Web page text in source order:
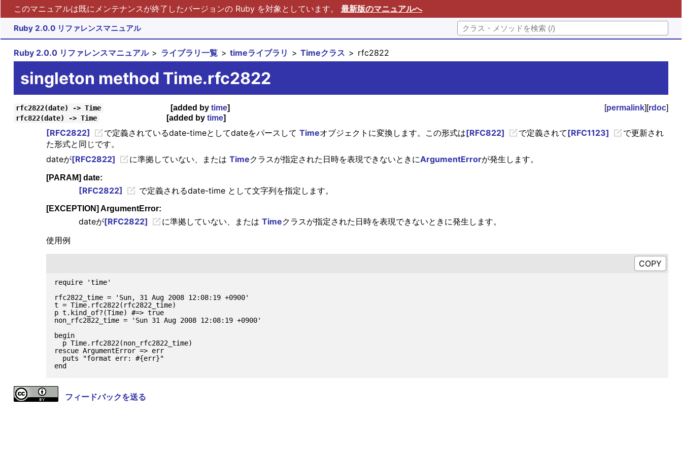
このマニュアルは既にメンテナンスが終了したバージョンの Ruby を対象としています。 最新版のマニュアルへ
Ruby 2.0.0 リファレンスマニュアル
Ruby 2.0.0 リファレンスマニュアル ライブラリ一覧 timeライブラリ Timeクラス rfc2822
singleton method Time.rfc2822
rfc2822(date) -> Time [permalink][rdoc]
[added by time]
rfc822(date) -> Time [added by time]
[RFC2822] で定義されているdate-timeとしてdateをパースして Timeオブジェクトに変換します。この形式は[RFC822] で定義されて[RFC1123]
で更新され
た形式と同じです。
dateが[RFC2822] に準拠していない、または Timeクラスが指定された日時を表現できないときにArgumentErrorが発生します。
[PARAM] date:
[RFC2822] で定義されるdate-time として文字列を指定します。
[EXCEPTION] ArgumentError:
dateが[RFC2822] に準拠していない、または Timeクラスが指定された日時を表現できないときに発生します。
使用例
require 'time'
rfc2822_time = 'Sun, 31 Aug 2008 12:08:19 +0900'
t = Time.rfc2822(rfc2822_time)
p t.kind_of?(Time) #=> true
non_rfc2822_time = 'Sun 31 Aug 2008 12:08:19 +0900'
begin
  p Time.rfc2822(non_rfc2822_time)
rescue ArgumentError => err
  puts "format err: #{err}"
フィードバックを送る